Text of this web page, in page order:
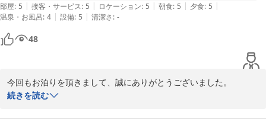
何度も訪れたいお宿です。
部屋: 5 | 接客・サービス: 5 | ロケーション: 5 | 朝食: 5 | 夕食: 5 |
温泉・お風呂: 4 | 設備: 5 | 清潔さ: -
48
今回もお泊りを頂きまして、誠にありがとうございました。
タルで乗っています。ペンションではここだけです。インテリアは
続きを読む